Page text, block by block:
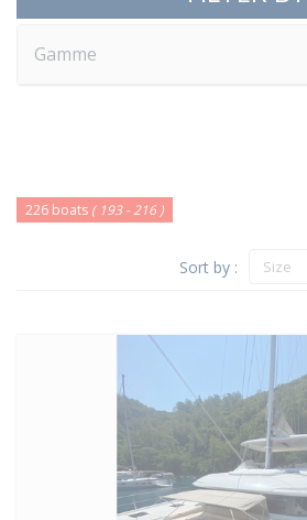
Gamme
226 boats ( 193 - 216 )
Sort by : Size